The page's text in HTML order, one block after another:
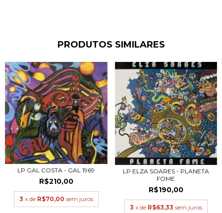
PRODUTOS SIMILARES
LP GAL COSTA - GAL 1969
R$210,00
3 x de R$70,00 sem juros
LP ELZA SOARES - PLANETA
FOME
R$190,00
3 x de R$63,33 sem juros